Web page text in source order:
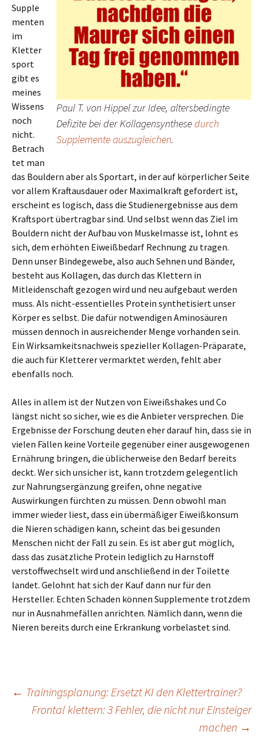
Paul T. von Hippel zur Idee, altersbedingte
Defizite bei der Kollagensynthesedurch
Supplemente auszugleichen.
Supple
menten
im
Kletter
sport
gibt es
meines
Wissens
noch
nicht.
Betrach
tet man
das Bouldern aber als Sportart, in der auf körperlicher Seite
vor allem Kraftausdauer oder Maximalkraft gefordert ist,
erscheint es logisch, dass die Studienergebnisse aus dem
Kraftsport übertragbar sind. Und selbst wenn das Ziel im
Bouldern nicht der Aufbau von Muskelmasse ist, lohnt es
sich, dem erhöhten Eiweißbedarf Rechnung zu tragen.
Denn unser Bindegewebe, also auch Sehnen und Bänder,
besteht aus Kollagen, das durch das Klettern in
Mitleidenschaft gezogen wird und neu aufgebaut werden
muss. Als nicht-essentielles Protein synthetisiert unser
Körper es selbst. Die dafür notwendigen Aminosäuren
müssen dennoch in ausreichender Menge vorhanden sein.
Ein Wirksamkeitsnachweis spezieller Kollagen-Präparate,
die auch für Kletterer vermarktet werden, fehlt aber
ebenfalls noch.
Alles in allem ist der Nutzen von Eiweißshakes und Co
längst nicht so sicher, wie es die Anbieter versprechen. Die
Ergebnisse der Forschung deuten eher darauf hin, dass sie in
vielen Fällen keine Vorteile gegenüber einer ausgewogenen
Ernährung bringen, die üblicherweise den Bedarf bereits
deckt. Wer sich unsicher ist, kann trotzdem gelegentlich
zur Nahrungsergänzung greifen, ohne negative
Auswirkungen fürchten zu müssen. Denn obwohl man
immer wieder liest, dass ein übermäßiger Eiweißkonsum
die Nieren schädigen kann, scheint das bei gesunden
Menschen nicht der Fall zu sein. Es ist aber gut möglich,
dass das zusätzliche Protein lediglich zu Harnstoff
verstoffwechselt wird und anschließend in der Toilette
landet. Gelohnt hat sich der Kauf dann nur für den
Hersteller. Echten Schaden können Supplemente trotzdem
nur in Ausnahmefällen anrichten. Nämlich dann, wenn die
Nieren bereits durch eine Erkrankung vorbelastet sind.
Beitrags-
Navigation
← Trainingsplanung: Ersetzt KI den Klettertrainer?
Frontal klettern: 3 Fehler, die nicht nur Einsteiger
machen →